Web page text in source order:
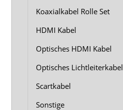
Koaxialkabel Rolle Set
HDMI Kabel
Optisches HDMI Kabel
Optisches Lichtleiterkabel
Scartkabel
Sonstige